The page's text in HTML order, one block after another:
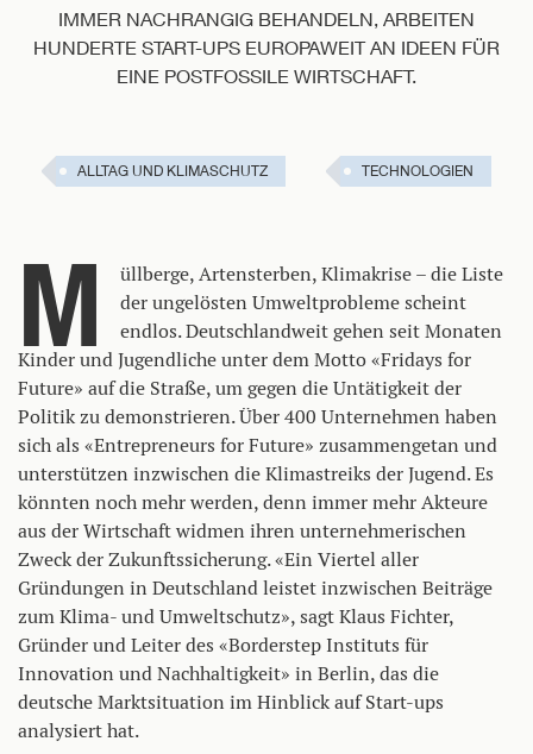
IMMER NACHRANGIG BEHANDELN, ARBEITEN
HUNDERTE START-UPS EUROPAWEIT AN IDEEN FÜR
EINE POSTFOSSILE WIRTSCHAFT.
ALLTAG UND KLIMASCHUTZ TECHNOLOGIEN
M
üllberge, Artensterben, Klimakrise – die Liste
der ungelösten Umweltprobleme scheint
endlos. Deutschlandweit gehen seit Monaten
Kinder und Jugendliche unter dem Motto «Fridays for
Future» auf die Straße, um gegen die Untätigkeit der
Politik zu demonstrieren. Über 400 Unternehmen haben
sich als «Entrepreneurs for Future» zusammengetan und
unterstützen inzwischen die Klimastreiks der Jugend. Es
könnten noch mehr werden, denn immer mehr Akteure
aus der Wirtschaft widmen ihren unternehmerischen
Zweck der Zukunftssicherung. «Ein Viertel aller
Gründungen in Deutschland leistet inzwischen Beiträge
zum Klima- und Umweltschutz», sagt Klaus Fichter,
Gründer und Leiter des «Borderstep Instituts für
Innovation und Nachhaltigkeit» in Berlin, das die
deutsche Marktsituation im Hinblick auf Start-ups
analysiert hat.